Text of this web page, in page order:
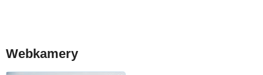
Webkamery